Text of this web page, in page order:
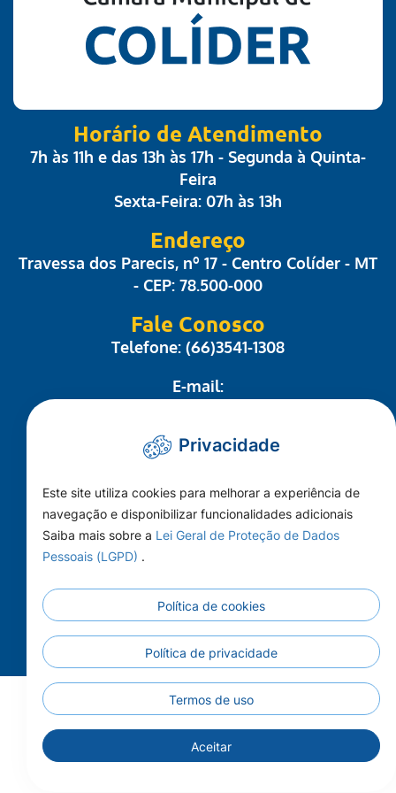
Horário de Atendimento
7h às 11h e das 13h às 17h - Segunda à Quinta-
Feira
Sexta-Feira: 07h às 13h
Endereço
Travessa dos Parecis, nº 17 - Centro Colíder - MT
- CEP: 78.500-000
Fale Conosco
Telefone: (66)3541-1308
E-mail:
administrativo@camaracolider.mt.gov.br
Mapa do Site
Conheça a Câmara
A Cidade
Principal
Publicações
Contato
Todos os Direitos Reservados - Câmara Municipal de
Privacidade
Este site utiliza cookies para melhorar a experiência de
navegação e disponibilizar funcionalidades adicionais
Saiba mais sobre a Lei Geral de Proteção de Dados
Pessoais (LGPD) .
Política de cookies
Política de privacidade
Termos de uso
Aceitar